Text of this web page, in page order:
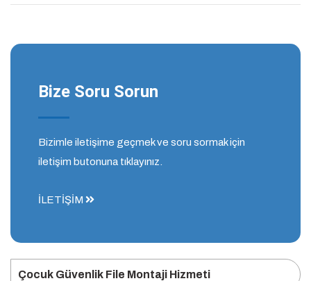
Bize Soru Sorun
Bizimle iletişime geçmek ve soru sormak için
iletişim butonuna tıklayınız.
İLETİŞİM
Çocuk Güvenlik File Montaji Hizmeti